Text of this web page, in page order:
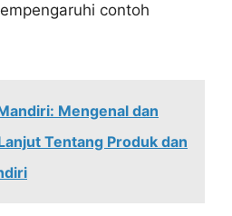
contoh
Mengenal dan
Tentang Produk dan